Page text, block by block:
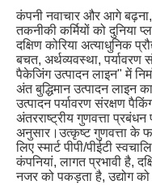
कंपनी नवाचार और आगे
तकनीकी कर्मियों को दुनिया
दक्षिण कोरिया अत्याधुनिक
बचत, अर्थव्यवस्था, पर्यावरण
पैकेजिंग उत्पादन लाइन" में
अंत बुद्धिमान उत्पादन लाइन
उत्पादन पर्यावरण संरक्षण
अंतरराष्ट्रीय गुणवत्ता
अनुसार।उत्कृष्ट गुणवत्ता के
लिए स्मार्ट पीपी/पीईटी
कंपनियां, लागत प्रभावी है,
नजर को पकड़ता है, उद्योग